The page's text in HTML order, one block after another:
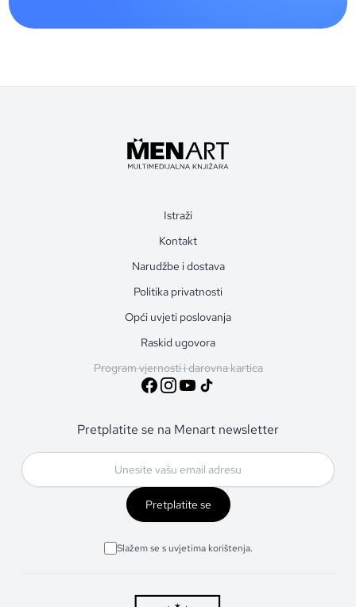
Istraži
Kontakt
Narudžbe i dostava
Politika privatnosti
Opći uvjeti poslovanja
Raskid ugovora
Program vjernosti i darovna kartica
Pretplatite se na Menart newsletter
Pretplatite se
Slažem se s uvjetima korištenja.